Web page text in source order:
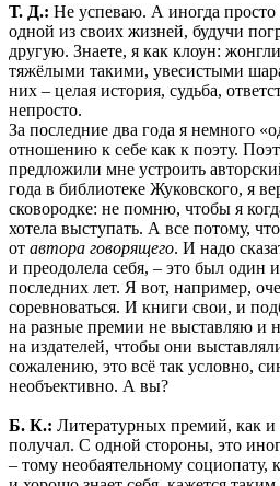
Т. Д.: Не успеваю. А иногда
одной из своих жизней, будучи
другую. Знаете, я как клоун:
тяжёлыми такими, увесистыми
них – целая история, судьба,
непросто.
За последние два года я немного
отношению к себе как к поэту.
предложили мне устроить
года в библиотеке Жуковского, я
сковородке: не помню, чтобы я
хотела выступать. А все потому,
от автора говорящего. И надо
и преодолела себя, – это был один
последних лет. Я вот, например,
соревноваться. И книги свои, и
на разные премии не выставляю и
на издателей, чтобы они
сожалению, это всё так условно,
необъективно. А вы?
Б. К.: Литературных премий, как и
получал. С одной стороны, это
– тому необаятельному социопату,